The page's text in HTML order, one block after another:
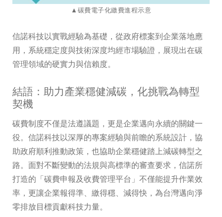
▲碳費電子化繳費進程示意
信諾科技以實戰經驗為基礎，從政府標案到企業落地應
用，系統穩定度與技術深度均經市場驗證，展現出在碳
管理領域的硬實力與信賴度。
結語：助力產業穩健減碳，化挑戰為轉型
契機
碳費制度不僅是法遵議題，更是企業邁向永續的關鍵一
役。信諾科技以深厚的專案經驗與前瞻的系統設計，協
助政府順利推動政策，也協助企業穩健踏上減碳轉型之
路。面對不斷變動的法規與高標準的審查要求，信諾所
打造的「碳費申報及收費管理平台」不僅能提升作業效
率，更讓企業報得準、繳得穩、減得快，為台灣邁向淨
零排放目標貢獻科技力量。